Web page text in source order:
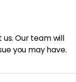
Our team will
you may have.